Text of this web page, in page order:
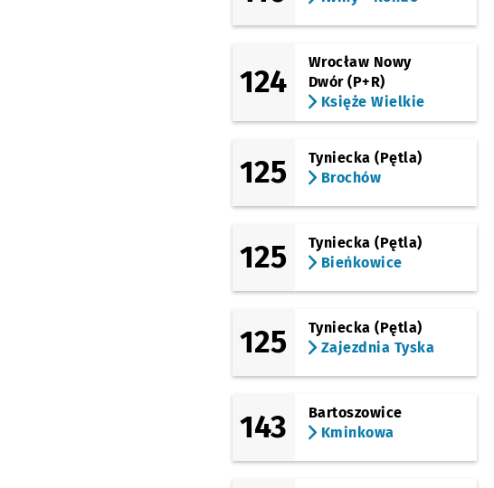
124
Wrocław Nowy
Dwór (P+R)
Księże Wielkie
125
Tyniecka (Pętla)
Brochów
125
Tyniecka (Pętla)
Bieńkowice
125
Tyniecka (Pętla)
Zajezdnia Tyska
143
Bartoszowice
Kminkowa